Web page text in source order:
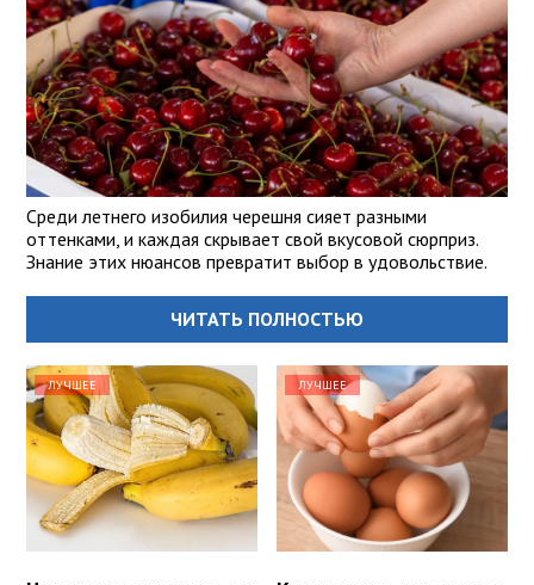
Среди летнего изобилия черешня сияет разными
оттенками, и каждая скрывает свой вкусовой сюрприз.
Знание этих нюансов превратит выбор в удовольствие.
ЧИТАТЬ ПОЛНОСТЬЮ
ЛУЧШЕЕ ЛУЧШЕЕ